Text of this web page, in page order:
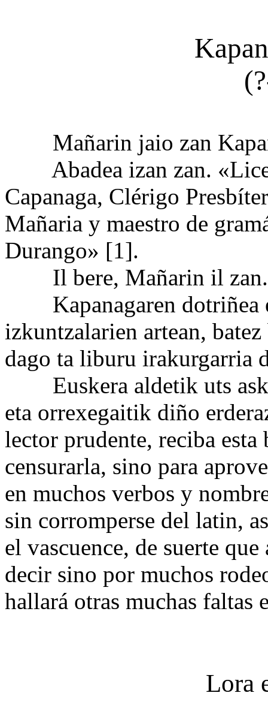
Mañarin jaio zan
Abadea izan zan.
Capanaga, Clérigo
Mañaria y maestro de
Durango» [1].
Il bere, Mañarin il zan.
Kapanagaren dotriñea
izkuntzalarien artean,
dago ta liburu irakurgarria
Euskera aldetik uts
eta orrexegaitik diño
lector prudente, reciba
censurarla, sino para
en muchos verbos y
sin corromperse del latin,
el vascuence, de suerte
decir sino por muchos
hallará otras muchas faltas
Lora